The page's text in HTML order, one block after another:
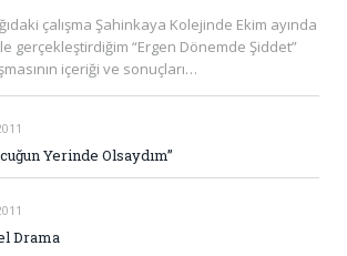
çalışma Şahinkaya Kolejinde Ekim ayında
gerçekleştirdiğim “Ergen Dönemde Şiddet”
içeriği ve sonuçları…
Yerinde Olsaydım”
Drama